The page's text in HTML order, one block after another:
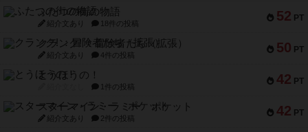
52 PT
ふたつの街の物語
紹介文あり 18件の投稿
50 PT
クランク! ：冒険者たち（拡張）
紹介文あり 4件の投稿
42 PT
とうほうの！
1件の投稿
42 PT
スターマイン・ラミー ポケット
紹介文あり 2件の投稿